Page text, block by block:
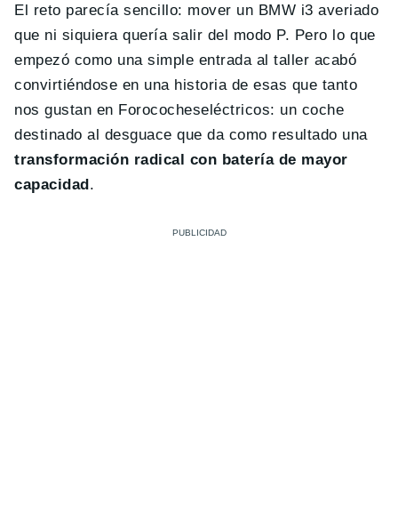
El reto parecía sencillo: mover un BMW i3 averiado
que ni siquiera quería salir del modo P. Pero lo que
empezó como una simple entrada al taller acabó
convirtiéndose en una historia de esas que tanto
nos gustan en Forococheseléctricos: un coche
destinado al desguace que da como resultado una
transformación radical con batería de mayor
capacidad.